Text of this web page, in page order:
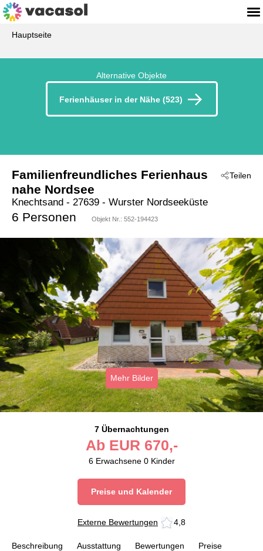
Hauptseite
Alternative Objekte
Ferienhäuser in der Nähe (523)
Teilen
Familienfreundliches Ferienhaus
nahe Nordsee
Knechtsand - 27639 - Wurster Nordseeküste
6 Personen Objekt Nr.: 552-194423
Mehr Bilder
7 Übernachtungen
Ab EUR 670,-
6 Erwachsene 0 Kinder
Preise und Kalender
Externe Bewertungen 4,8
Beschreibung Ausstattung Bewertungen
Preise